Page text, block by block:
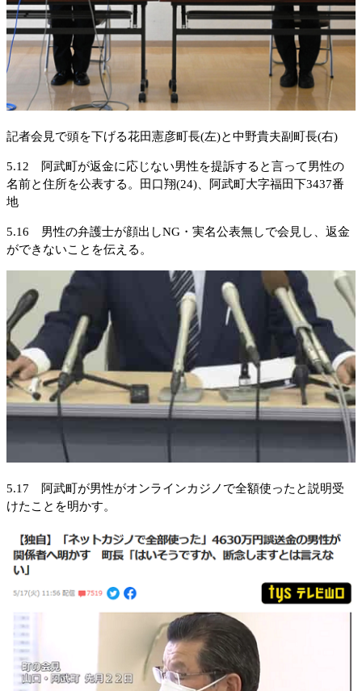
記者会見で頭を下げる花田憲彦町長(左)と中野貴夫副町長(右)
5.12 阿武町が返金に応じない男性を提訴すると言って男性の
名前と住所を公表する。田口翔(24)、阿武町大字福田下3437番
地
5.16 男性の弁護士が顔出しNG・実名公表無しで会見し、返金
ができないことを伝える。
5.17 阿武町が男性がオンラインカジノで全額使ったと説明受
けたことを明かす。